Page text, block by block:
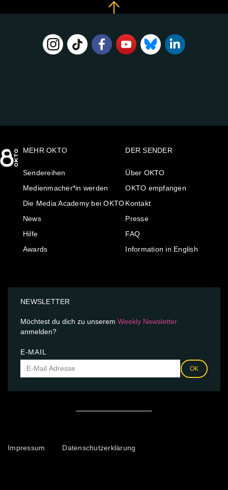
MEHR OKTO
Sendereihen
Medienmacher*in werden
Die Media Academy bei OKTO
News
Hilfe
Awards
DER SENDER
Über OKTO
OKTO empfangen
Kontakt
Presse
FAQ
Information in English
NEWSLETTER
Möchtest du dich zu unserem Weekly Newsletter
anmelden?
E-MAIL
OK
Impressum Datenschutzerklärung